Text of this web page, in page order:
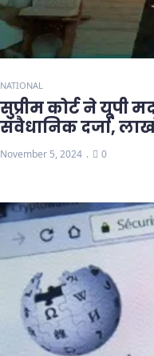
NATIONAL
सुप्रीम कोर्ट ने यूपी
संवैधानिक दर्जा,
November 5, 2024 0